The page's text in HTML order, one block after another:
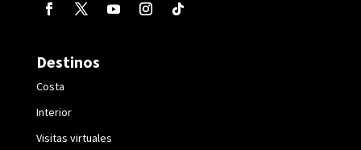
Destinos
Costa
Interior
Visitas virtuales